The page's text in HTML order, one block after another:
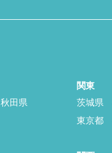
秋田県
関東
茨城県
東京都